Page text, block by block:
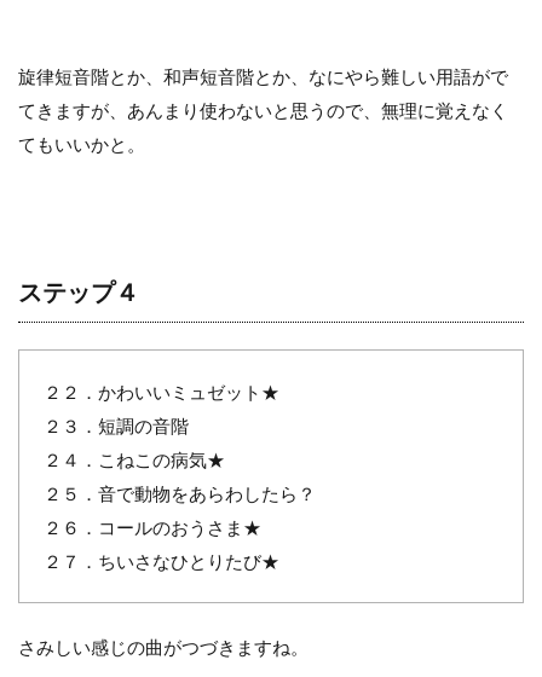
旋律短音階とか、和声短音階とか、なにやら難しい用語がで
てきますが、あんまり使わないと思うので、無理に覚えなく
てもいいかと。
ステップ４
２２．かわいいミュゼット★
２３．短調の音階
２４．こねこの病気★
２５．音で動物をあらわしたら？
２６．コールのおうさま★
２７．ちいさなひとりたび★
さみしい感じの曲がつづきますね。